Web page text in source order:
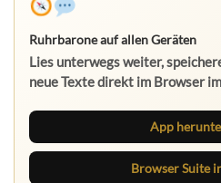
Ruhrbarone auf allen Geräten
Lies unterwegs weiter,
neue Texte direkt im Browser
App
Browser Suite